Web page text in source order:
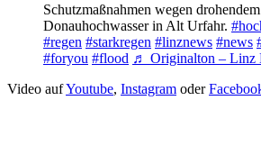
Schutzmaßnahmen wegen drohendem
Donauhochwasser in Alt Urfahr.
#regen #starkregen #linznews #news
#foryou #flood ♬ Originalton – Linz
Video aufYoutube, Instagram oder